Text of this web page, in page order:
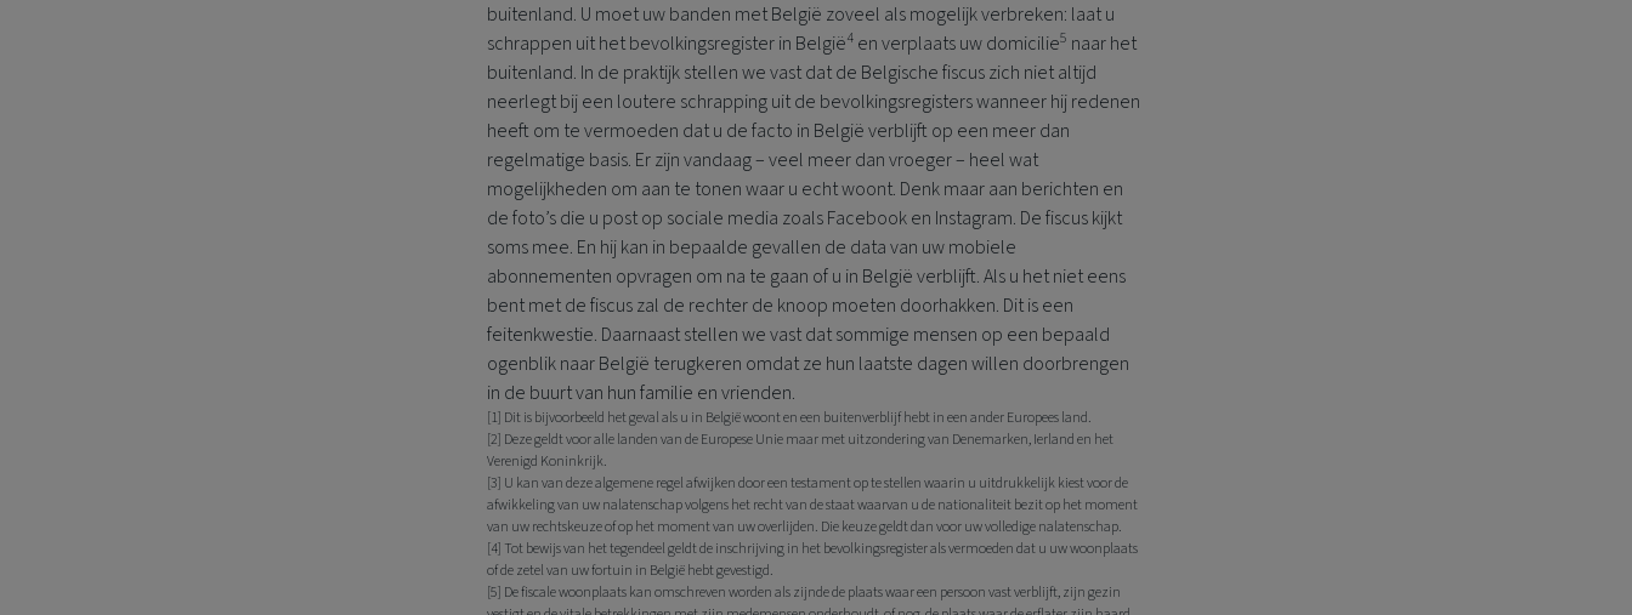
buitenland. U moet uw banden met België zoveel als mogelijk verbreken: laat u
schrappen uit het bevolkingsregister in België4en verplaats uw domicilie5 naar het
buitenland. In de praktijk stellen we vast dat de Belgische fiscus zich niet altijd
neerlegt bij een loutere schrapping uit de bevolkingsregisters wanneer hij redenen
heeft om te vermoeden dat u de facto in België verblijft op een meer dan
regelmatige basis. Er zijn vandaag–veel meer dan vroeger– heel wat
mogelijkheden om aan te tonen waar u echt woont. Denk maar aan berichten en
de foto’s die u post op sociale media zoals Facebook en Instagram. De fiscus kijkt
soms mee. En hij kan in bepaalde gevallen de data van uw mobiele
abonnementen opvragen om na te gaan of u in België verblijft. Als u het niet eens
bent met de fiscus zal de rechter de knoop moeten doorhakken. Dit is een
feitenkwestie. Daarnaast stellen we vast dat sommige mensen op een bepaald
ogenblik naar België terugkeren omdat ze hun laatste dagen willen doorbrengen
in de buurt van hun familie en vrienden.
[1] Dit is bijvoorbeeld het geval als u in België woont en een buitenverblijf hebt in een ander Europees land.
[2] Deze geldt voor alle landen van de Europese Unie maar met uitzondering van Denemarken, Ierland en het
Verenigd Koninkrijk.
[3] U kan van deze algemene regel afwijken door een testament op te stellen waarin u uitdrukkelijk kiest voor de
afwikkeling van uw nalatenschap volgens het recht van de staat waarvan u de nationaliteit bezit op het moment
van uw rechtskeuze of op het moment van uw overlijden. Die keuze geldt dan voor uw volledige nalatenschap.
[4] Tot bewijs van het tegendeel geldt de inschrijving in het bevolkingsregister als vermoeden dat u uw woonplaats
of de zetel van uw fortuin in België hebt gevestigd.
[5] De fiscale woonplaats kan omschreven worden als zijnde de plaats waar een persoon vast verblijft, zijn gezin